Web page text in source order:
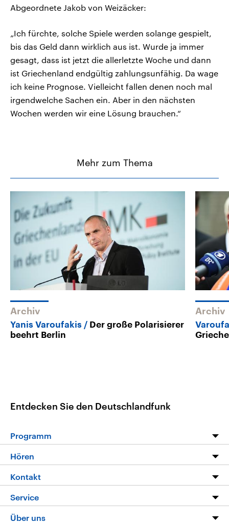
Abgeordnete Jakob von Weizäcker:
„Ich fürchte, solche Spiele werden solange gespielt,
bis das Geld dann wirklich aus ist. Wurde ja immer
gesagt, dass ist jetzt die allerletzte Woche und dann
ist Griechenland endgültig zahlungsunfähig. Da wage
ich keine Prognose. Vielleicht fallen denen noch mal
irgendwelche Sachen ein. Aber in den nächsten
Wochen werden wir eine Lösung brauchen.“
Mehr zum Thema
Archiv
Yanis Varoufakis
Der große Polarisierer
beehrt Berlin
Archiv
Entdecken Sie den Deutschlandfunk
Programm
Programm
Die Nachrichten
Nachrichtenleicht
Neue Beiträge auf dlf.de
Hören
Livestream
Podcasts
Kontakt
Hörerservice
Service
FAQ
Über uns